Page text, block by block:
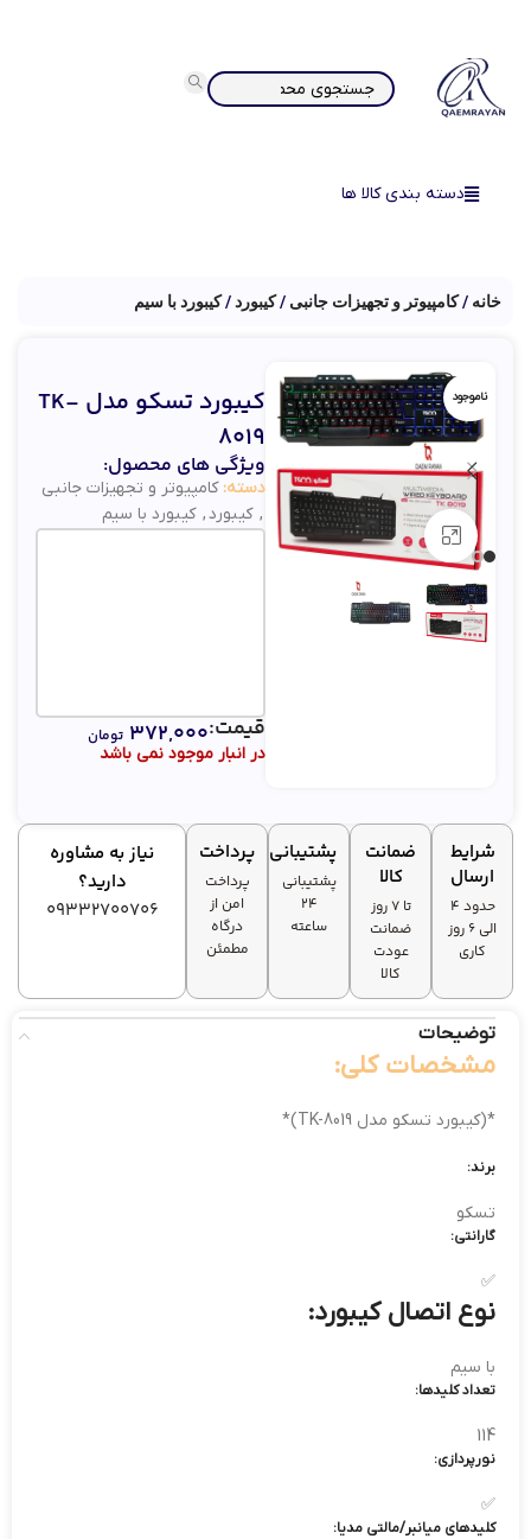
دسته بندی کالا ها
خانه کامپیوتر و تجهیزات جانبی کیبورد کیبورد با سیم
ناموجود
بزرگنمایی تصویر
کیبورد تسکو مدل TK-
8019
ویژگی های محصول:
دسته: کامپیوتر و تجهیزات جانبی
, کیبورد, کیبورد با سیم
در انبار موجود نمی باشد
قیمت:۳۷۲,۰۰۰ تومان
شرایط
ارسال
حدود 4
الی 6 روز
کاری
ضمانت
کالا
تا ۷ روز
ضمانت
عودت
کالا
پشتیبانی
پشتیبانی
۲۴
ساعته
پرداخت
پرداخت
امن از
درگاه
مطمئن
نیاز به مشاوره
دارید؟
09332700706
توضیحات
مشخصات کلی:
*(کیبورد تسکو مدل TK-8019)*
برند:
تسکو
گارانتی:
✅
نوع اتصال کیبورد:
با سیم
تعداد کلیدها:
114
نورپردازی:
✅
کلید‌های میانبر/مالتی مدیا: